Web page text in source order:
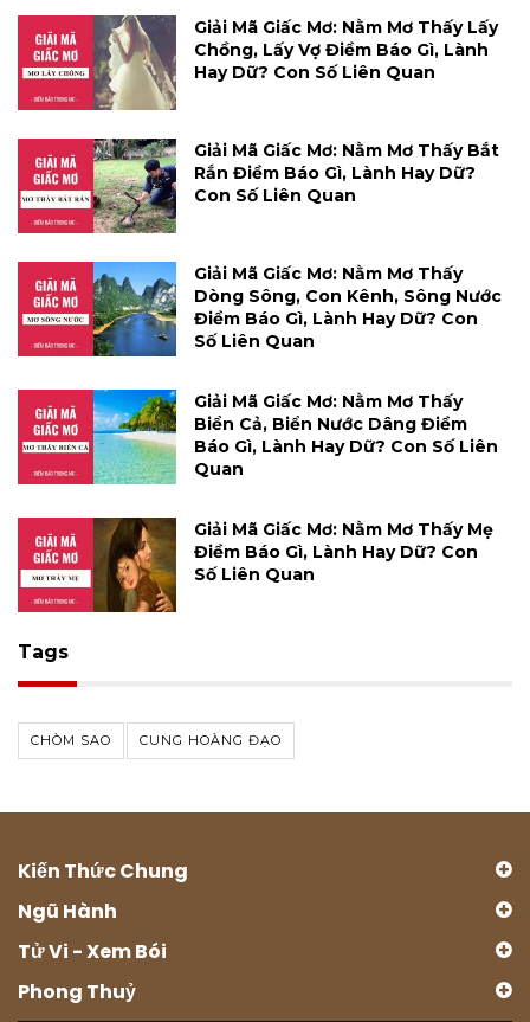
Giải Mã Giấc Mơ: Nằm Mơ Thấy Lấy
Chồng, Lấy Vợ Điềm Báo Gì, Lành
Hay Dữ? Con Số Liên Quan
Giải Mã Giấc Mơ: Nằm Mơ Thấy Bắt
Rắn Điềm Báo Gì, Lành Hay Dữ?
Con Số Liên Quan
Giải Mã Giấc Mơ: Nằm Mơ Thấy
Dòng Sông, Con Kênh, Sông Nước
Điềm Báo Gì, Lành Hay Dữ? Con
Số Liên Quan
Giải Mã Giấc Mơ: Nằm Mơ Thấy
Biển Cả, Biển Nước Dâng Điềm
Báo Gì, Lành Hay Dữ? Con Số Liên
Quan
Giải Mã Giấc Mơ: Nằm Mơ Thấy Mẹ
Điềm Báo Gì, Lành Hay Dữ? Con
Số Liên Quan
Tags
CHÒM SAO CUNG HOÀNG ĐẠO
Kiến Thức Chung
Ngũ Hành
Tử Vi - Xem Bói
Phong Thuỷ